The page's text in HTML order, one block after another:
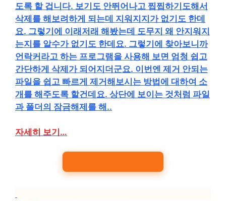
도록 할 겁니다. 보기도 안뛰어나고 찝찝하기도해서
삭제를 해보려하게 되는데 지워지지가 없기도 한데
요. 그렇기에 이래저래 해봤는데 도무지 왜 안지워지
는지를 알수가 없기도 한데요. 그렇기에 찾아보니까
언락커라고 하는 프로그램을 사용해 보면 엄청 쉽고
간단하게 삭제가 되어지더군요. 이번엔 제거 안되는
파일을 쉽고 빠르게 제거해보시는 방법에 대하여 소
개를 해주도록 할건데요. 상단에 보이는 것처럼 파일
과 폴더의 잠금해제를 해..
자세히 보기…